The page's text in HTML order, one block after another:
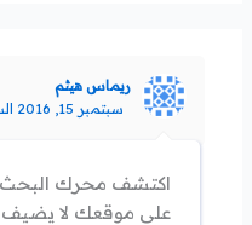
ريماس هيثم
سبتمبر 15, 2016 الساعة 7:53 م
على موقعك لا يضيف